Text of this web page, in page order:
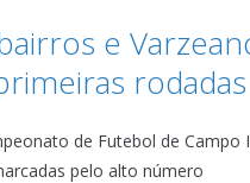
e
rodadas
de Futebol de Campo
pelo alto número